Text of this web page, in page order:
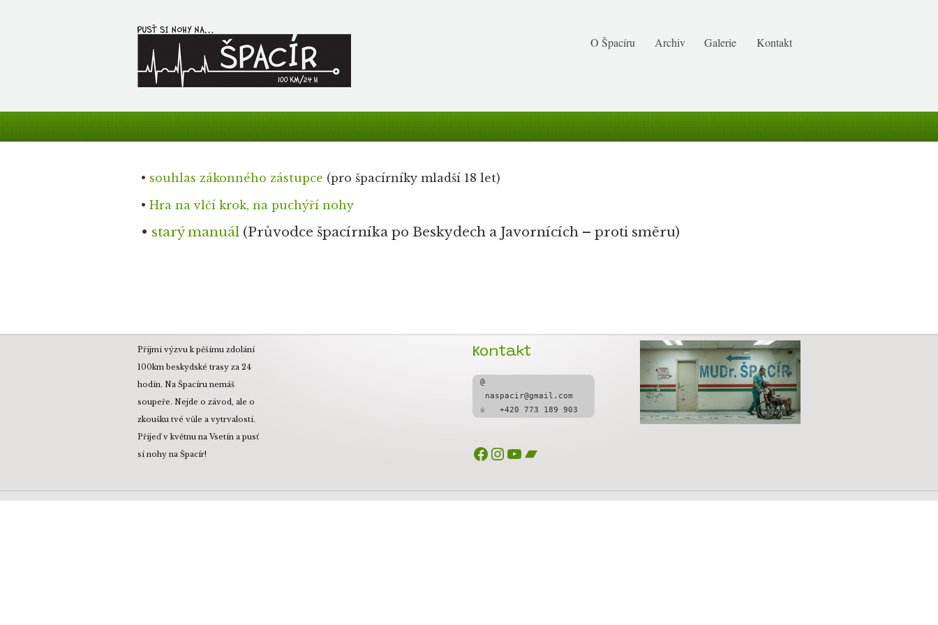
O Špacíru Archiv Galerie Kontakt
• souhlas zákonného zástupce (pro špacírníky mladší 18 let)
• Hra na vlčí krok, na puchýří nohy
• starý manuál (Průvodce špacírníka po Beskydech a Javornících – proti směru)
Přijmi výzvu k pěšímu zdolání
100km beskydské trasy za 24
hodin. Na Špacíru nemáš
soupeře. Nejde o závod, ale o
zkoušku tvé vůle a vytrvalosti.
Přijeď v květnu na Vsetín a pusť
si nohy na Špacír!
Kontakt
@
naspacir@gmail.com
☏   +420 773 189 903
Facebook
Instagram
YouTube
Bandcamp